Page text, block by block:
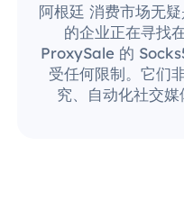
阿根廷 消费市场无
的企业正在寻找
ProxySale 的
受任何限制。它们
究、自动化社交媒